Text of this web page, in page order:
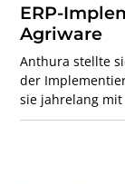
ERP-
Agriware
Anthura stellte
der
sie jahrelang mit
hatten,